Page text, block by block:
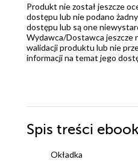
Produkt nie został jeszcze
dostępu lub nie podano
dostępu lub są one
Wydawca/Dostawca jeszcze
walidacji produktu lub nie
informacji na temat jego
Spis treści
Okładka